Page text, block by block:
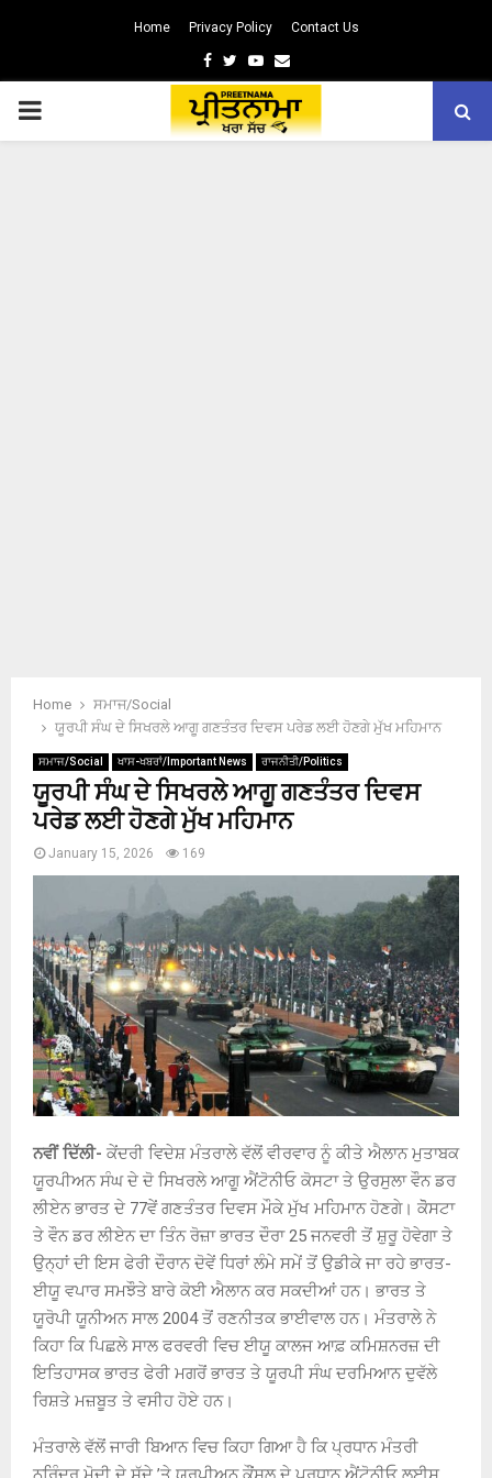
Home Privacy Policy Contact Us
Facebook
TwitterYoutube
Email
PRIMARY
Home
ਸਮਾਜ/Social
ਯੂਰਪੀ ਸੰਘ ਦੇ ਸਿਖਰਲੇ ਆਗੂ ਗਣਤੰਤਰ ਦਿਵਸ ਪਰੇਡ ਲਈ ਹੋਣਗੇ ਮੁੱਖ ਮਹਿਮਾਨ
ਸਮਾਜ/Social ਖਾਸ-ਖਬਰਾਂ/Important News ਰਾਜਨੀਤੀ/Politics
ਯੂਰਪੀ ਸੰਘ ਦੇ ਸਿਖਰਲੇ ਆਗੂ ਗਣਤੰਤਰ ਦਿਵਸ
ਪਰੇਡ ਲਈ ਹੋਣਗੇ ਮੁੱਖ ਮਹਿਮਾਨ
January 15, 2026 169
ਨਵੀਂ ਦਿੱਲੀ- ਕੇਂਦਰੀ ਵਿਦੇਸ਼ ਮੰਤਰਾਲੇ ਵੱਲੋਂ ਵੀਰਵਾਰ ਨੂੰ ਕੀਤੇ ਐਲਾਨ ਮੁਤਾਬਕ
ਯੂਰਪੀਅਨ ਸੰਘ ਦੇ ਦੋ ਸਿਖਰਲੇ ਆਗੂ ਐਂਟੋਨੀਓ ਕੋਸਟਾ ਤੇ ਉਰਸੁਲਾ ਵੌਨ ਡਰ
ਲੀਏਨ ਭਾਰਤ ਦੇ 77ਵੇਂ ਗਣਤੰਤਰ ਦਿਵਸ ਮੌਕੇ ਮੁੱਖ ਮਹਿਮਾਨ ਹੋਣਗੇ। ਕੋੋਸਟਾ
ਤੇ ਵੌਨ ਡਰ ਲੀਏਨ ਦਾ ਤਿੰਨ ਰੋਜ਼ਾ ਭਾਰਤ ਦੌਰਾ 25 ਜਨਵਰੀ ਤੋਂ ਸ਼ੁਰੂ ਹੋਵੇਗਾ ਤੇ
ਉਨ੍ਹਾਂ ਦੀ ਇਸ ਫੇਰੀ ਦੌਰਾਨ ਦੋਵੇਂ ਧਿਰਾਂ ਲੰਮੇ ਸਮੇਂ ਤੋਂ ਉਡੀਕੇ ਜਾ ਰਹੇ ਭਾਰਤ-
ਈਯੂ ਵਪਾਰ ਸਮਝੌਤੇ ਬਾਰੇ ਕੋਈ ਐਲਾਨ ਕਰ ਸਕਦੀਆਂ ਹਨ। ਭਾਰਤ ਤੇ
ਯੂਰੋਪੀ ਯੂਨੀਅਨ ਸਾਲ 2004 ਤੋਂ ਰਣਨੀਤਕ ਭਾਈਵਾਲ ਹਨ। ਮੰਤਰਾਲੇ ਨੇ
ਕਿਹਾ ਕਿ ਪਿਛਲੇ ਸਾਲ ਫਰਵਰੀ ਵਿਚ ਈਯੂ ਕਾਲਜ ਆਫ਼ ਕਮਿਸ਼ਨਰਜ਼ ਦੀ
ਇਤਿਹਾਸਕ ਭਾਰਤ ਫੇਰੀ ਮਗਰੋਂ ਭਾਰਤ ਤੇ ਯੂਰਪੀ ਸੰਘ ਦਰਮਿਆਨ ਦੁਵੱਲੇ
ਰਿਸ਼ਤੇ ਮਜ਼ਬੂਤ ਤੇ ਵਸੀਹ ਹੋਏ ਹਨ।
ਮੰਤਰਾਲੇ ਵੱਲੋਂ ਜਾਰੀ ਬਿਆਨ ਵਿਚ ਕਿਹਾ ਗਿਆ ਹੈ ਕਿ ਪ੍ਰਧਾਨ ਮੰਤਰੀ